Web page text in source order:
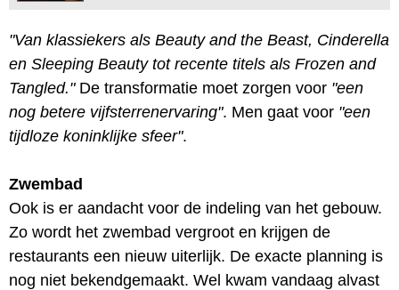
"Van klassiekers als Beauty and the Beast, Cinderella
en Sleeping Beauty tot recente titels als Frozen and
Tangled."De transformatie moet zorgen voor "een
nog betere vijfsterrenervaring". Men gaat voor "een
tijdloze koninklijke sfeer".
Zwembad
Ook is er aandacht voor de indeling van het gebouw.
Zo wordt het zwembad vergroot en krijgen de
restaurants een nieuw uiterlijk. De exacte planning is
nog niet bekendgemaakt. Wel kwam vandaag alvast